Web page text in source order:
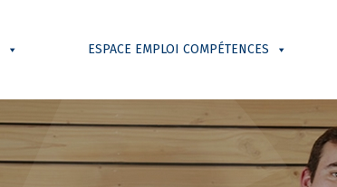
ESPACE EMPLOI COMPÉTENCES